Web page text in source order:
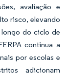
avaliação e
risco, elevando
do ciclo de
continua a
por escolas e
adicionam